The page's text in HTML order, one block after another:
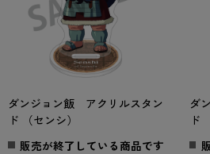
ダンジョン飯 アクリルスタン
ド （センシ）
販売が終了している商品です
ダ
ド